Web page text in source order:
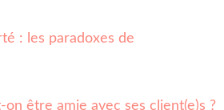
: les paradoxes de
on être amie avec ses client(e)s ?